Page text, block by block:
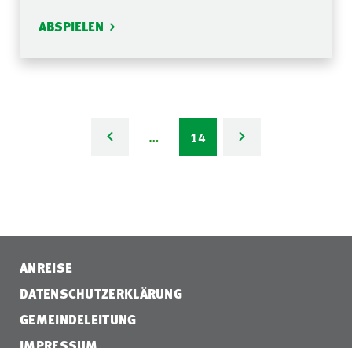
ABSPIELEN
… 14
ANREISE
DATENSCHUTZERKLÄRUNG
GEMEINDELEITUNG